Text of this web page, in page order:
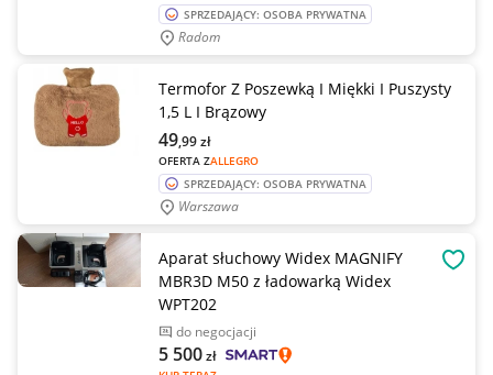
SPRZEDAJĄCY: OSOBA PRYWATNA
Radom
Termofor Z Poszewką I Miękki I Puszysty
1,5 L I Brązowy
OFERTA ZALLEGRO
49,99zł
SPRZEDAJĄCY: OSOBA PRYWATNA
Warszawa
Aparat słuchowy Widex MAGNIFY
MBR3D M50 z ładowarką Widex
WPT202
do negocjacji
5 500zł